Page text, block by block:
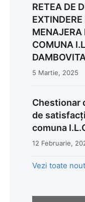
RETEA DE
MENAJERA
COMUNA
DAMBOVITA
5 Martie, 2025
Chestionar
de
comuna
12 Februarie,
Vezi toate